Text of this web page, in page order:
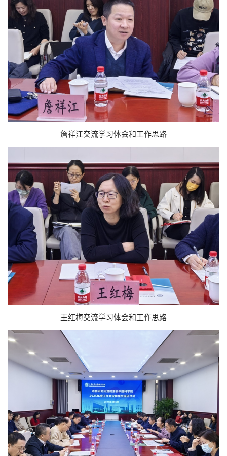
詹祥江交流学习体会和工作思路
王红梅交流学习体会和工作思路